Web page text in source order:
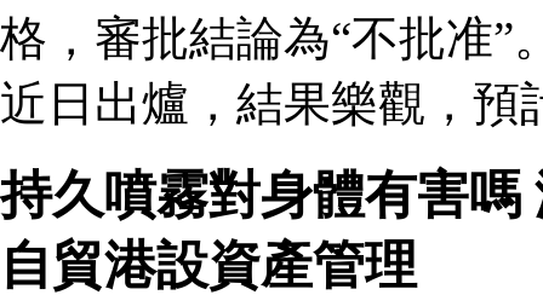
格，審批結論為“不批准”
近日出爐，結果樂觀，預
持久噴霧對身體有害
自貿港設資產管理